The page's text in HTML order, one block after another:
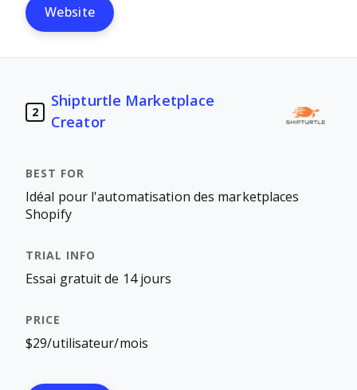
Website
2
Shipturtle Marketplace
Creator
Idéal pour l'automatisation des marketplaces
Shopify
Essai gratuit de 14 jours
$29/utilisateur/mois